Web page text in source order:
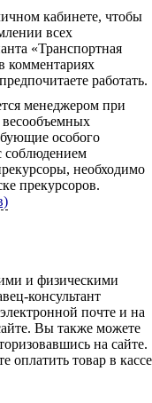
кабинете, чтобы
всех
«Транспортная
комментариях
работать.
менеджером при
весообъемных
особого
соблюдением
необходимо
прекурсоров.
и физическими
консультант
почте и на
Вы также можете
на сайте.
оплатить товар в кассе